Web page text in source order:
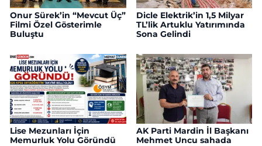
Onur Sürek’in “Mevcut Üç”
Filmi Özel Gösterimle
Buluştu
Dicle Elektrik’in 1,5 Milyar
TL’lik Artuklu Yatırımında
Sona Gelindi
Lise Mezunları İçin
Memurluk Yolu Göründü
AK Parti Mardin İl Başkanı
Mehmet Uncu sahada